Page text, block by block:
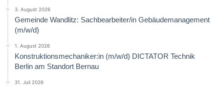
3. August 2026
Gemeinde Wandlitz: Sachbearbeiter/in Gebäudemanagement
(m/w/d)
1. August 2026
Konstruktionsmechaniker:in (m/w/d) DICTATOR Technik
Berlin am Standort Bernau
31. Juli 2026